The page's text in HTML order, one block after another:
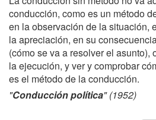
conducción, como es un método
en la observación de la situación,
la apreciación, en su
(cómo se va a resolver el asunto),
la ejecución, y ver y comprobar
es el método de la conducción.
"Conducción política" (1952)